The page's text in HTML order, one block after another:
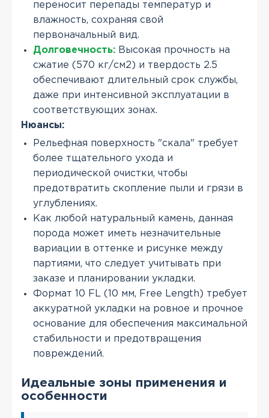
переносит перепады температур и
влажность, сохраняя свой
первоначальный вид.
Долговечность: Высокая прочность на
сжатие (570 кг/см2) и твердость 2.5
обеспечивают длительный срок службы,
даже при интенсивной эксплуатации в
соответствующих зонах.
Нюансы:
Рельефная поверхность "скала" требует
более тщательного ухода и
периодической очистки, чтобы
предотвратить скопление пыли и грязи в
углублениях.
Как любой натуральный камень, данная
порода может иметь незначительные
вариации в оттенке и рисунке между
партиями, что следует учитывать при
заказе и планировании укладки.
Формат 10 FL (10 мм, Free Length) требует
аккуратной укладки на ровное и прочное
основание для обеспечения максимальной
стабильности и предотвращения
повреждений.
Идеальные зоны применения и
особенности